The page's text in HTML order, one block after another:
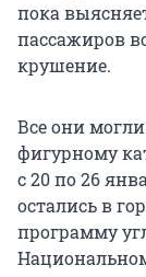
пока
пассажиров
крушение.
Все они
фигурному
с 20 по 26
остались в
программу